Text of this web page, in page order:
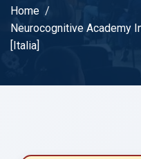
Home
Neurocognitive Academy
[Italia]